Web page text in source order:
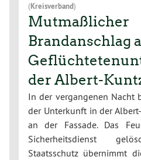
(Kreisverband)
Mutmaßlicher
Brandanschlag
der Albert-
In der vergangenen Nacht
der Unterkunft in der
an der Fassade. Das
Sicherheitsdienst
Staatsschutz übernimmt